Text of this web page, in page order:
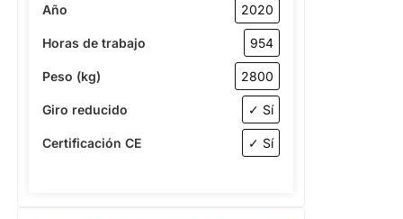
Año 2020
Horas de trabajo 954
Peso (kg) 2800
Giro reducido ✓ Sí
Certificación CE ✓ Sí